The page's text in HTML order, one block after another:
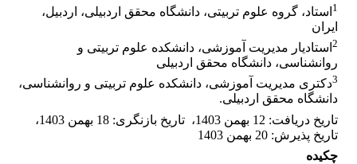
1 استاد، گروه علوم تربیتی، دانشگاه محقق اردبیلی، اردبیل،
ایران
2 استادیار مدیریت آموزشی، دانشکده علوم تربیتی و
روانشناسی، دانشگاه محقق اردبیلی
3دکتری مدیریت آموزشی، دانشکده علوم تربیتی و روانشناسی،
دانشگاه محقق اردبیلی.
تاریخ دریافت: 12 بهمن 1403 ، تاریخ بازنگری: 18 بهمن 1403
،
تاریخ پذیرش: 20 بهمن 1403
چکیده